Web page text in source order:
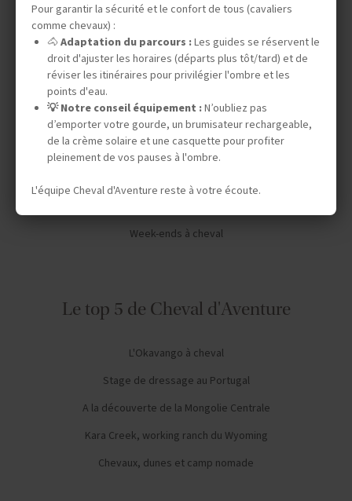
Safaris à cheval
Séjours en ranch en Amérique du Nord
Chevauchées dans le désert
Expéditions en autonomie
Week-ends à cheval
Le top 5 de Cheval d'Aventure
L'Okavango à cheval
Stage de dressage au Portugal
A la découverte de la Mongolie Centrale
Kara Creek, working ranch du Wyoming
Chevaux, dunes et camp nomade
Pour garantir la sécurité et le confort de tous (cavaliers
comme chevaux) :
🐴 Adaptation du parcours :Les guides se réservent le
droit d'ajuster les horaires (départs plus tôt/tard) et de
réviser les itinéraires pour privilégier l'ombre et les
points d'eau.
💡 Notre conseil équipement :N’oubliez pas
d’emporter votre gourde, un brumisateur rechargeable,
de la crème solaire et une casquette pour profiter
pleinement de vos pauses à l'ombre.
L'équipe Cheval d'Aventure reste à votre écoute.